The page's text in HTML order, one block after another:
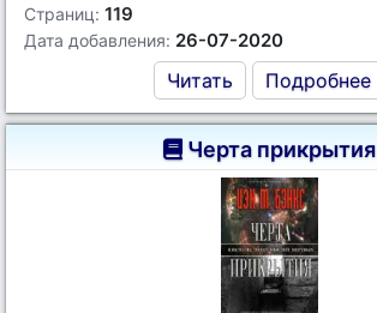
Страниц: 119
Дата добавления: 26-07-2020
Читать Подробнее
Черта прикрытия